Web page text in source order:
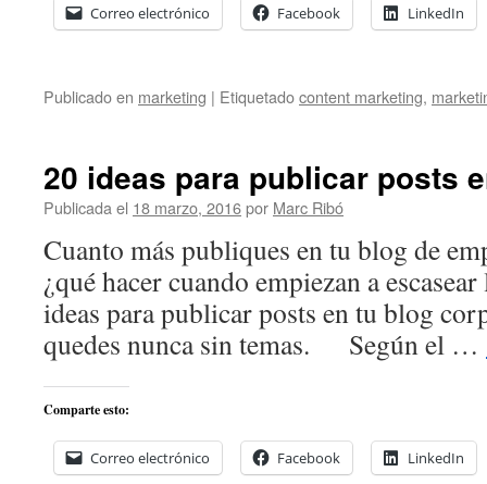
Correo electrónico Facebook LinkedIn
Publicado en marketing | Etiquetadocontent marketing,
20 ideas para publicar posts
Publicada el 18 marzo, 2016por Marc Ribó
Cuanto más publiques en tu blog de
¿qué hacer cuando empiezan a
ideas para publicar posts en tu blog
quedes nunca sin temas. Según el …
Comparte esto:
Correo electrónico Facebook LinkedIn